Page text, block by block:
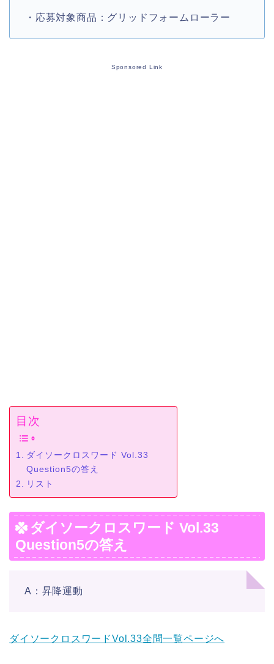
・応募対象商品：グリッドフォームローラー
Sponsored Link
目次
ダイソークロスワード Vol.33
Question5の答え
リスト
ダイソークロスワード Vol.33
Question5の答え
A：昇降運動
ダイソークロスワードVol.33全問一覧ページへ